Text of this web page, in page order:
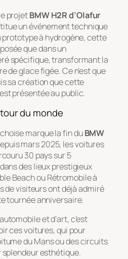
projetBMW H2R d’Olafur
un événement technique
prototype à hydrogène, cette
que dans un
spécifique, transformant la
de glace figée. Ce n’est que
sa création que cette
présentée au public.
du monde
marque la fin duBMW
mars 2025, les voitures
30 pays sur 5
des lieux prestigieux
Beach ou Rétromobile à
de visiteurs ont déjà admiré
tournée anniversaire.
et d’art, c’est
ces voitures, qui pour
du Mans ou des circuits
splendeur esthétique.